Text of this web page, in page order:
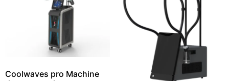
Coolwaves pro Machine